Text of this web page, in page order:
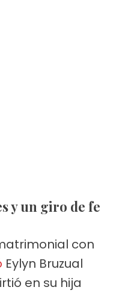
y un giro de fe
con
Eylyn Bruzual
en su hija